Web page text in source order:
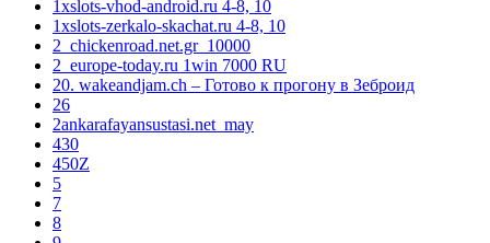
1xslots-vhod-android.ru 4-8, 10
1xslots-zerkalo-skachat.ru 4-8, 10
2_chickenroad.net.gr_10000
2_europe-today.ru 1win 7000 RU
20. wakeandjam.ch – Готово к прогону в Зеброид
26
2ankarafayansustasi.net_may
430
450Z
5
7
8